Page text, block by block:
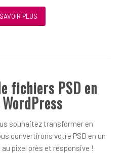
PLUS
fichiers PSD en
souhaitez transformer en
convertirons votre PSD en un
pixel près et responsive !